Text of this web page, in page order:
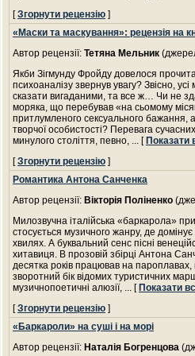
[Згорнути рецензію ]
«Маски та маскування»: рецензія на
Автор рецензії: Тетяна Мельник
Якби Зігмунду Фройду довелося
психоаналізу звернув увагу? Звісно,
сказати вигаданими, та все ж… Чи не
моряка, що перебував «на сьомому
притлумленого сексуального бажання,
творчої особистості? Перевага
минулого століття, певно, ... [ Показати
[Згорнути рецензію ]
Романтика Антона Санченка
Автор рецензії: Вікторія Поліненко
Милозвучна італійська «баркарола»
стосується музичного жанру, де
хвилях. А буквальний сенс пісні
хитавиця. В прозовій збірці Антона
десятка років працював на пароплавах,
зворотний бік відомих туристичних
музичнопоетичні алюзії, ... [ Показати
[Згорнути рецензію ]
«Баркароли» на суші і на морі
Автор рецензії: Наталія Богренцова